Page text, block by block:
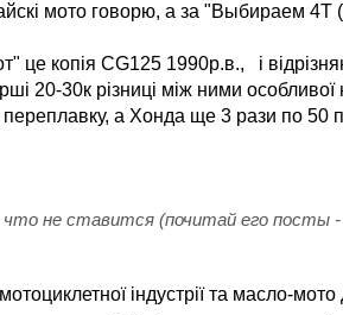
мото говорю, а за "Выбираем 4Т
це копія CG125 1990р.в., і
20-30к різниці між ними
переплавку, а Хонда ще 3 рази по 50
не ставится (почитай его посты
індустрії та масло-